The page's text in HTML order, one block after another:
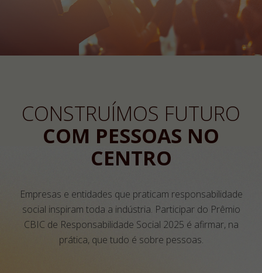
CONSTRUÍMOS FUTURO
COM PESSOAS NO
CENTRO
Empresas e entidades que praticam responsabilidade
social inspiram toda a indústria. Participar do Prêmio
CBIC de Responsabilidade Social 2025 é afirmar, na
prática, que tudo é sobre pessoas.